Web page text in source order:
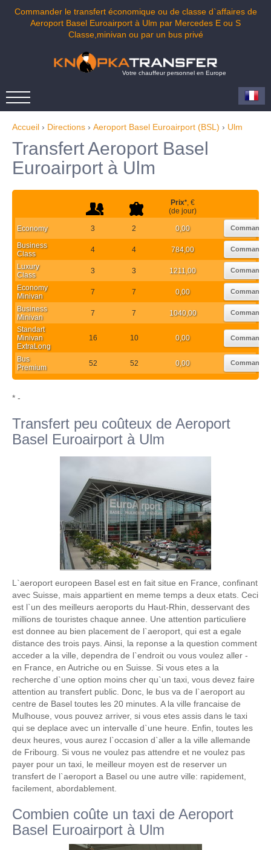
Commander le transfert économique ou de classe d`affaires de
Aeroport Basel Euroairport à Ulm par Mercedes E ou S
Classe,minivan ou par un bus privé
Votre chauffeur personnel en Europe
Accueil › Directions › Aeroport Basel Euroairport (BSL) › Ulm
Transfert Aeroport Basel
Euroairport à Ulm
Prix*, €
(de jour)
Economy 3 2 0,00 Commander
Business
Class
4 4 784,00 Commander
Luxury
Class
3 3 1211,00 Commander
Economy
Minivan
7 7 0,00 Commander
Business
Minivan
7 7 1040,00 Commander
Standart
Minivan
ExtraLong
16 10 0,00 Commander
Bus
Premium
52 52 0,00 Commander
* -
Transfert peu coûteux de Aeroport
Basel Euroairport à Ulm
L`aeroport europeen Basel est en fait situe en France, confinant
avec Suisse, mais appartient en meme temps a deux etats. Ceci
est l`un des meilleurs aeroports du Haut-Rhin, desservant des
millions de touristes chaque annee. Une attention particuliere
est donnee au bien placement de l`aeroport, qui est a egale
distance des trois pays. Ainsi, la reponse a la question comment
acceder a la ville, dependra de l`endroit ou vous voulez aller -
en France, en Autriche ou en Suisse. Si vous etes a la
recherche d`une option moins cher qu`un taxi, vous devez faire
attention au transfert public. Donc, le bus va de l`aeroport au
centre de Basel toutes les 20 minutes. A la ville francaise de
Mulhouse, vous pouvez arriver, si vous etes assis dans le taxi
qui se deplace avec un intervalle d`une heure. Enfin, toutes les
deux heures, vous aurez l`occasion d`aller a la ville allemande
de Fribourg. Si vous ne voulez pas attendre et ne voulez pas
payer pour un taxi, le meilleur moyen est de reserver un
transfert de l`aeroport a Basel ou une autre ville: rapidement,
facilement, abordablement.
Combien coûte un taxi de Aeroport
Basel Euroairport à Ulm